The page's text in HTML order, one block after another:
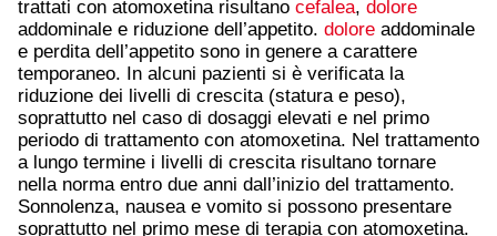
trattati con atomoxetina risultano cefalea, dolore
addominale e riduzione dell’appetito. dolore addominale
e perdita dell’appetito sono in genere a carattere
temporaneo. In alcuni pazienti si è verificata la
riduzione dei livelli di crescita (statura e peso),
soprattutto nel caso di dosaggi elevati e nel primo
periodo di trattamento con atomoxetina. Nel trattamento
a lungo termine i livelli di crescita risultano tornare
nella norma entro due anni dall’inizio del trattamento.
Sonnolenza, nausea e vomito si possono presentare
soprattutto nel primo mese di terapia con atomoxetina.